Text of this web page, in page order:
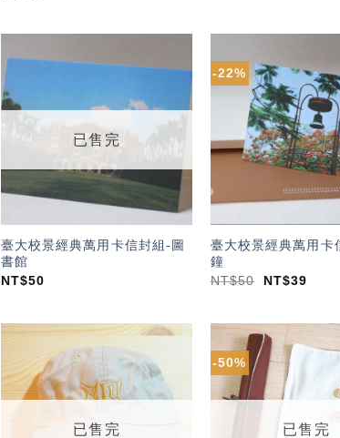
望輕
已售完
臺大校景經典萬用卡信封組-圖
書館
NT$50
-22%
臺大校景經典萬用卡
鐘
NT$50 NT$39
加入
望輕
已售完
-50%
已售完